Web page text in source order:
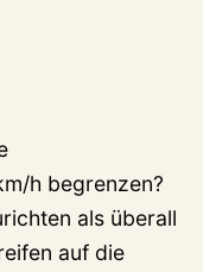
h begrenzen?
als überall
auf die